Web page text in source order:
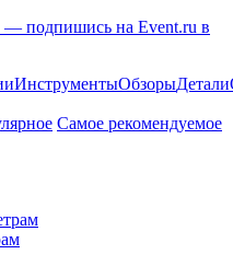
подпишись на Event.ru в
ИнструментыОбзорыДетали
Самое рекомендуемое